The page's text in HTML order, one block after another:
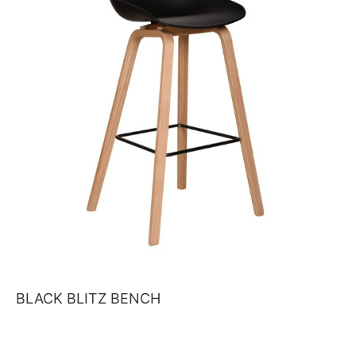
BLACK BLITZ BENCH